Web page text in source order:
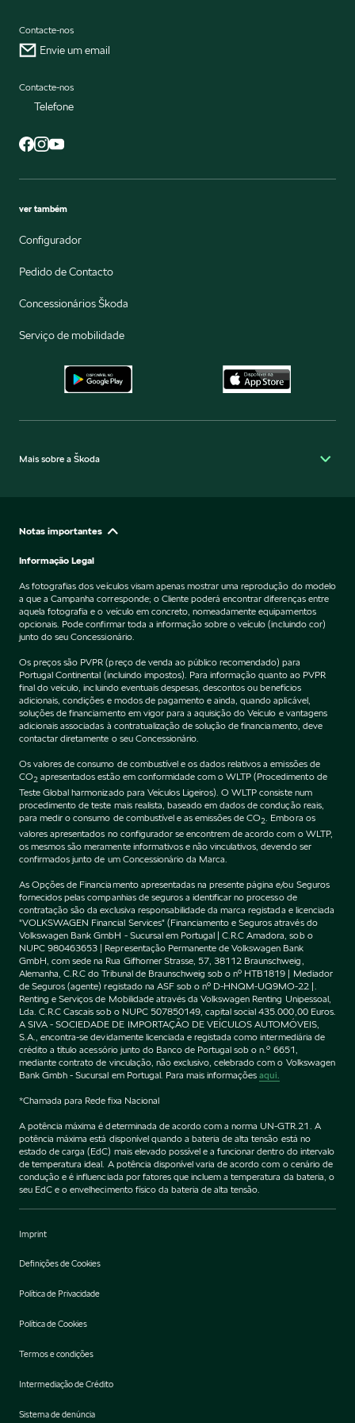
Contacte-nos
Envie um email
Contacte-nos
Telefone
ver também
Configurador
Pedido de Contacto
Concessionários Škoda
Serviço de mobilidade
Mais sobre a Škoda
Notas importantes
Informação Legal
As fotografias dos veículos visam apenas mostrar uma reprodução do modelo
a que a Campanha corresponde; o Cliente poderá encontrar diferenças entre
aquela fotografia e o veículo em concreto, nomeadamente equipamentos
opcionais. Pode confirmar toda a informação sobre o veículo (incluindo cor)
junto do seu Concessionário.
Os preços são PVPR (preço de venda ao público recomendado) para
Portugal Continental (incluindo impostos). Para informação quanto ao PVPR
final do veículo, incluindo eventuais despesas, descontos ou benefícios
adicionais, condições e modos de pagamento e ainda, quando aplicável,
soluções de financiamento em vigor para a aquisição do Veículo e vantagens
adicionais associadas à contratualização de solução de financiamento, deve
contactar diretamente o seu Concessionário.
Os valores de consumo de combustível e os dados relativos a emissões de
CO2 apresentados estão em conformidade com o WLTP (Procedimento de
Teste Global harmonizado para Veículos Ligeiros). O WLTP consiste num
procedimento de teste mais realista, baseado em dados de condução reais,
para medir o consumo de combustível e as emissões de CO2 . Embora os
valores apresentados no configurador se encontrem de acordo com o WLTP,
os mesmos são meramente informativos e não vinculativos, devendo ser
confirmados junto de um Concessionário da Marca.
As Opções de Financiamento apresentadas na presente página e/ou Seguros
fornecidos pelas companhias de seguros a identificar no processo de
contratação são da exclusiva responsabilidade da marca registada e licenciada
"VOLKSWAGEN Financial Services" (Financiamento e Seguros através do
Volkswagen Bank GmbH - Sucursal em Portugal | C.R.C Amadora, sob o
NUPC 980463653 | Representação Permanente de Volkswagen Bank
GmbH, com sede na Rua Gifhorner Strasse, 57, 38112 Braunschweig,
Alemanha, C.R.C do Tribunal de Braunschweig sob o nº HTB1819 | Mediador
de Seguros (agente) registado na ASF sob o nº D-HNQM-UQ9MO-22 |.
Renting e Serviços de Mobilidade através da Volkswagen Renting Unipessoal,
Lda. C.R.C Cascais sob o NUPC 507850149, capital social 435.000,00 Euros.
A SIVA - SOCIEDADE DE IMPORTAÇÃO DE VEÍCULOS AUTOMÓVEIS,
S.A., encontra-se devidamente licenciada e registada como intermediária de
crédito a título acessório junto do Banco de Portugal sob o n.º 6651,
mediante contrato de vinculação, não exclusivo, celebrado com o Volkswagen
Bank Gmbh - Sucursal em Portugal. Para mais informaçõesaqui.
*Chamada para Rede fixa Nacional
A potência máxima é determinada de acordo com a norma UN-GTR.21. A
potência máxima está disponível quando a bateria de alta tensão está no
estado de carga (EdC) mais elevado possível e a funcionar dentro do intervalo
de temperatura ideal. A potência disponível varia de acordo com o cenário de
condução e é influenciada por fatores que incluem a temperatura da bateria, o
seu EdC e o envelhecimento físico da bateria de alta tensão.
Imprint
Definições de Cookies
Política de Privacidade
Política de Cookies
Termos e condições
Intermediação de Crédito
Sistema de denúncia